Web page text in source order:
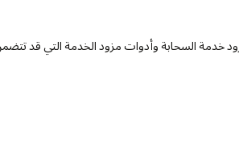
خدمة السحابة وأدوات مزود الخدمة التي قد